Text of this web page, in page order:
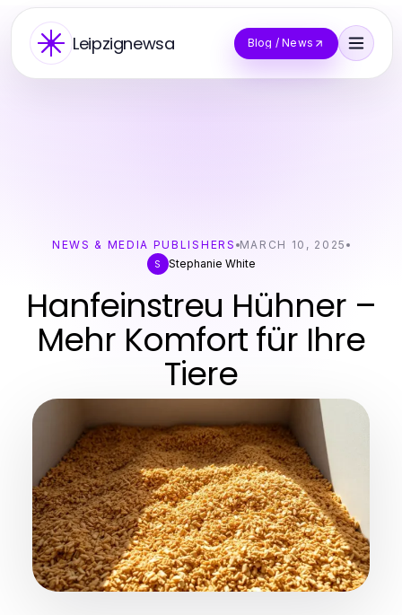
Leipzignewsa Blog / News
NEWS & MEDIA PUBLISHERS MARCH 10, 2025
S
Stephanie White
Hanfeinstreu Hühner –
Mehr Komfort für Ihre
Tiere